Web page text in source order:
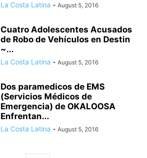
La Costa Latina - August 5, 2016
Cuatro Adolescentes Acusados
de Robo de Vehículos en Destin
~...
La Costa Latina - August 5, 2016
Dos paramedicos de EMS
(Servicios Médicos de
Emergencia) de OKALOOSA
Enfrentan...
La Costa Latina - August 5, 2016